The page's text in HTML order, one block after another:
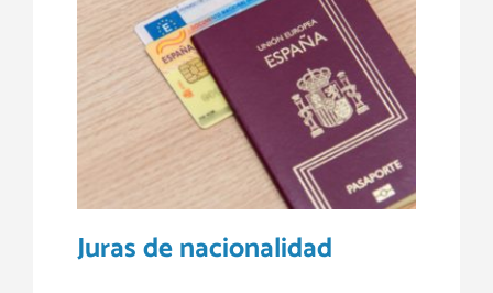
Juras de nacionalidad